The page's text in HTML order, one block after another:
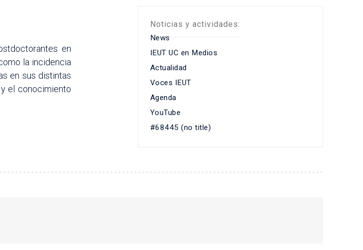
en
la incidencia
en sus distintas
el conocimiento
Noticias y actividades:
News
IEUT UC en Medios
Actualidad
Voces IEUT
Agenda
YouTube
#68445 (no title)